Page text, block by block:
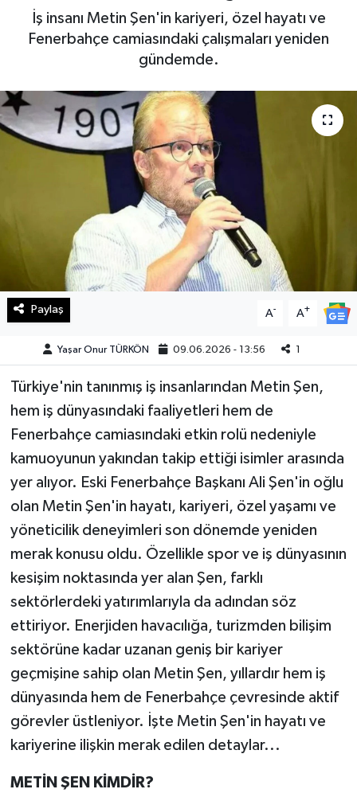
İş insanı Metin Şen'in kariyeri, özel hayatı ve
Fenerbahçe camiasındaki çalışmaları yeniden
gündemde.
Paylaş A- A+
Yaşar Onur TÜRKÖN 09.06.2026 - 13:56 1
Türkiye'nin tanınmış iş insanlarından Metin Şen,
hem iş dünyasındaki faaliyetleri hem de
Fenerbahçe camiasındaki etkin rolü nedeniyle
kamuoyunun yakından takip ettiği isimler arasında
yer alıyor. Eski Fenerbahçe Başkanı Ali Şen'in oğlu
olan Metin Şen'in hayatı, kariyeri, özel yaşamı ve
yöneticilik deneyimleri son dönemde yeniden
merak konusu oldu. Özellikle spor ve iş dünyasının
kesişim noktasında yer alan Şen, farklı
sektörlerdeki yatırımlarıyla da adından söz
ettiriyor. Enerjiden havacılığa, turizmden bilişim
sektörüne kadar uzanan geniş bir kariyer
geçmişine sahip olan Metin Şen, yıllardır hem iş
dünyasında hem de Fenerbahçe çevresinde aktif
görevler üstleniyor. İşte Metin Şen'in hayatı ve
kariyerine ilişkin merak edilen detaylar...
METİN ŞEN KİMDİR?
Haberde İnsan
Magazin
Manşet Altı
Manşetler
Resmi İlan
Sağlık
Spor
SürManşet
Teknoloji
Yaşam
KAHRAMANMARAŞ